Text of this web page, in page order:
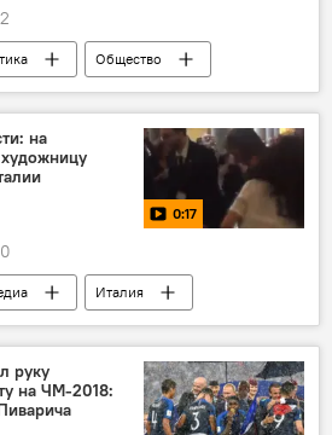
Общество
Еревана
выборы мэра
на
0:17
Италия
Выставка
руку
на ЧМ-2018: